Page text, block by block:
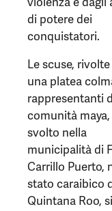
di potere dei
conquistatori.
Le scuse,
una platea
rappresentanti
comunità maya,
svolto nella
municipalità di
Carrillo Puerto,
stato caraibico
Quintana Roo,